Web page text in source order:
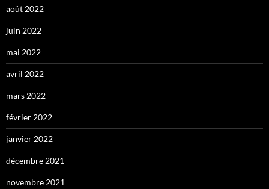
août 2022
juin 2022
mai 2022
avril 2022
mars 2022
février 2022
janvier 2022
décembre 2021
novembre 2021